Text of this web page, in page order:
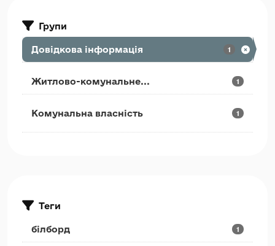
Групи
Довідкова інформація 1
Житлово-комунальне... 1
Комунальна власність 1
Теги
білборд 1